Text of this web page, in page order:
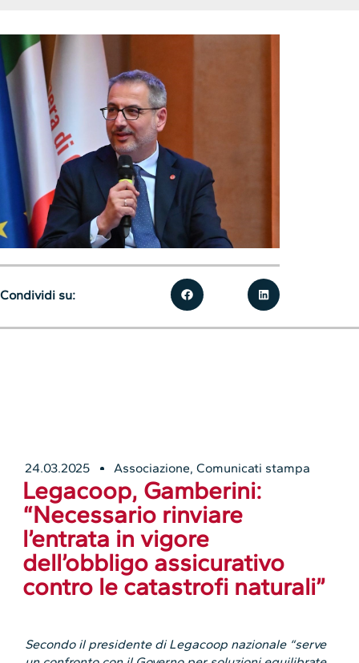
24.03.2025 Associazione,Comunicati stampa
Legacoop, Gamberini:
“Necessario rinviare
l’entrata in vigore
dell’obbligo assicurativo
contro le catastrofi naturali”
Secondo il presidente di Legacoop nazionale “serve
Condividi su: